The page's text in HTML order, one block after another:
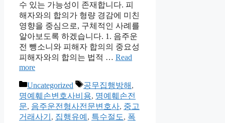
수 있는 가능성이 존재합니다. 피
해자와의 합의가 형량 경감에 미친
영향을 중심으로, 구체적인 사례를
알아보도록 하겠습니다. 1. 음주운
전 뺑소니와 피해자 합의의 중요성
피해자와의 합의는 법적 … Read
more
Categories
Uncategorized Tags
공무집행방해 ,
명예훼손변호사비용, 명예훼손전
문, 음주운전형사전문변호사, 중고
거래사기 , 집행유예 , 특수절도, 폭